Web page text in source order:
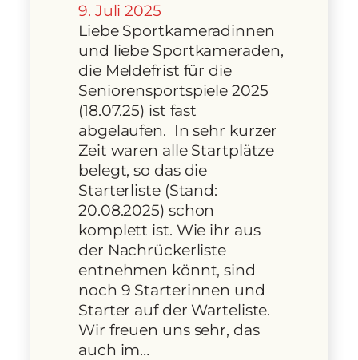
9. Juli 2025
Liebe Sportkameradinnen
und liebe Sportkameraden,
die Meldefrist für die
Seniorensportspiele 2025
(18.07.25) ist fast
abgelaufen. In sehr kurzer
Zeit waren alle Startplätze
belegt, so das die
Starterliste (Stand:
20.08.2025) schon
komplett ist. Wie ihr aus
der Nachrückerliste
entnehmen könnt, sind
noch 9 Starterinnen und
Starter auf der Warteliste.
Wir freuen uns sehr, das
auch im…